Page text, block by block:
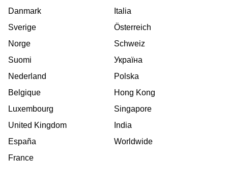
Danmark
Sverige
Norge
Suomi
Nederland
Belgique
Luxembourg
United Kingdom
España
France
Italia
Österreich
Schweiz
Україна
Polska
Hong Kong
Singapore
India
Worldwide